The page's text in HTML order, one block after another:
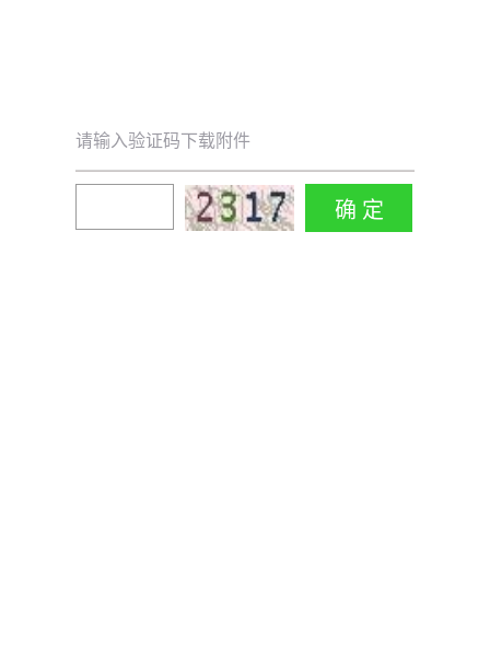
请输入验证码下载附件